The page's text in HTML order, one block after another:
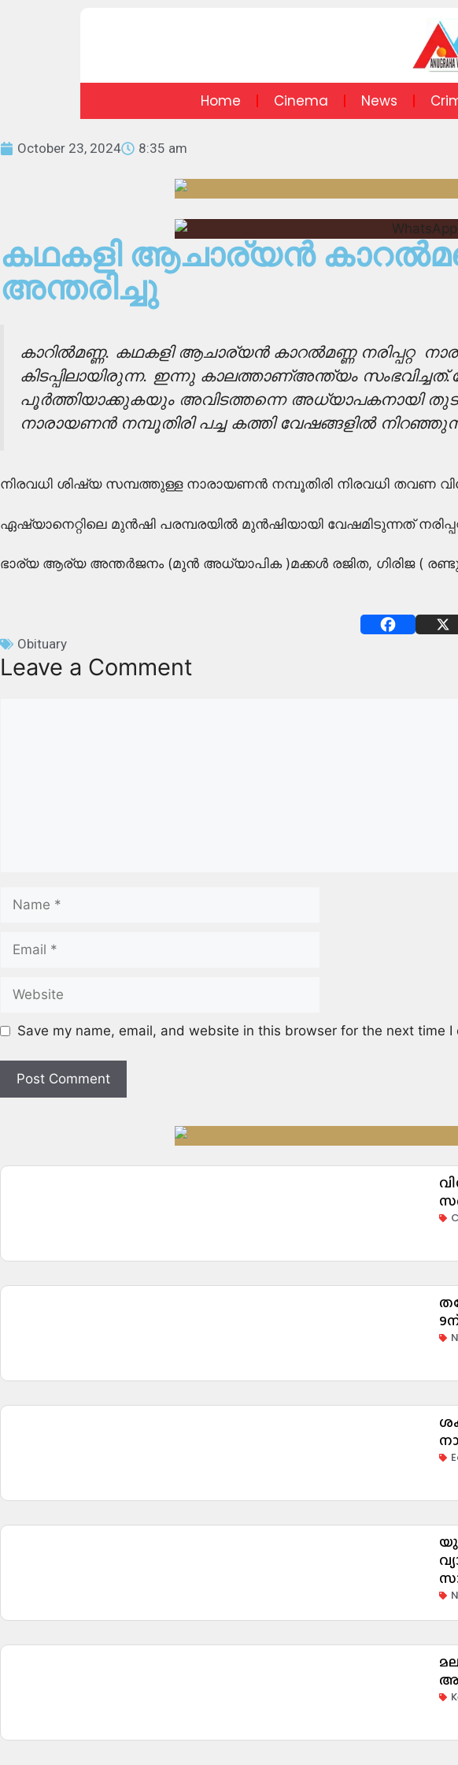
Home Cinema News
October 23, 2024 8:35 am
കഥകളി ആചാര്യൻ
അന്തരിച്ചു
കാറിൽമണ്ണ. കഥകളി ആചാര്യൻ കാറൽമണ്ണ നരിപ്പറ്റ
കിടപ്പിലായിരുന്ന. ഇന്നു കാലത്താണ്അന്ത്യം
പൂർത്തിയാക്കുകയും അവിടത്തന്നെ അധ്യാപകനായി
നാരായണൻ നമ്പൂതിരി പച്ച കത്തി വേഷങ്ങളിൽ
നിരവധി ശിഷ്യ സമ്പത്തുള്ള നാരായണൻ നമ്പൂതിരി നിരവധി തവണ
ഏഷ്യാനെറ്റിലെ മുൻഷി പരമ്പരയിൽ മുൻഷിയായി വേഷമിടുന്നത്
ഭാര്യ ആര്യ അന്തർജനം (മുൻ അധ്യാപിക )മക്കൾ രജിത, ഗിരിജ (
Obituary
Leave a Comment
Save my name, email, and website in this browser for the next time I
യു